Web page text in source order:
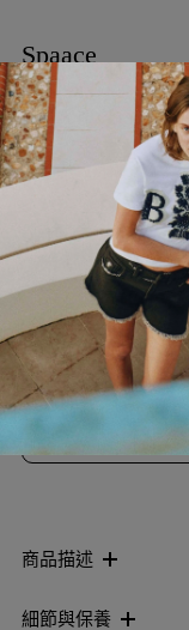
Spaace
Look At Me 坦克背心
NTD
30% OFF
NTD
3,976
深藍色
選擇服裝尺寸
商品描述
細節與保養